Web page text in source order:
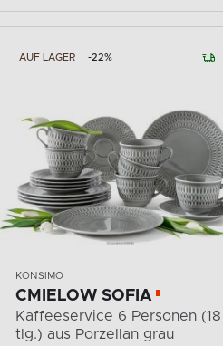
AUF LAGER -22%
KONSIMO
CMIELOW SOFIA
Kaffeeservice 6 Personen (18
tlg.) aus Porzellan grau